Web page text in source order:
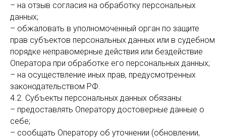
– на отзыв согласия на обработку персональных
данных;
– обжаловать в уполномоченный орган по защите
прав субъектов персональных данных или в судебном
порядке неправомерные действия или бездействие
Оператора при обработке его персональных данных;
– на осуществление иных прав, предусмотренных
законодательством РФ.
4.2. Субъекты персональных данных обязаны:
– предоставлять Оператору достоверные данные о
себе;
– сообщать Оператору об уточнении (обновлении,